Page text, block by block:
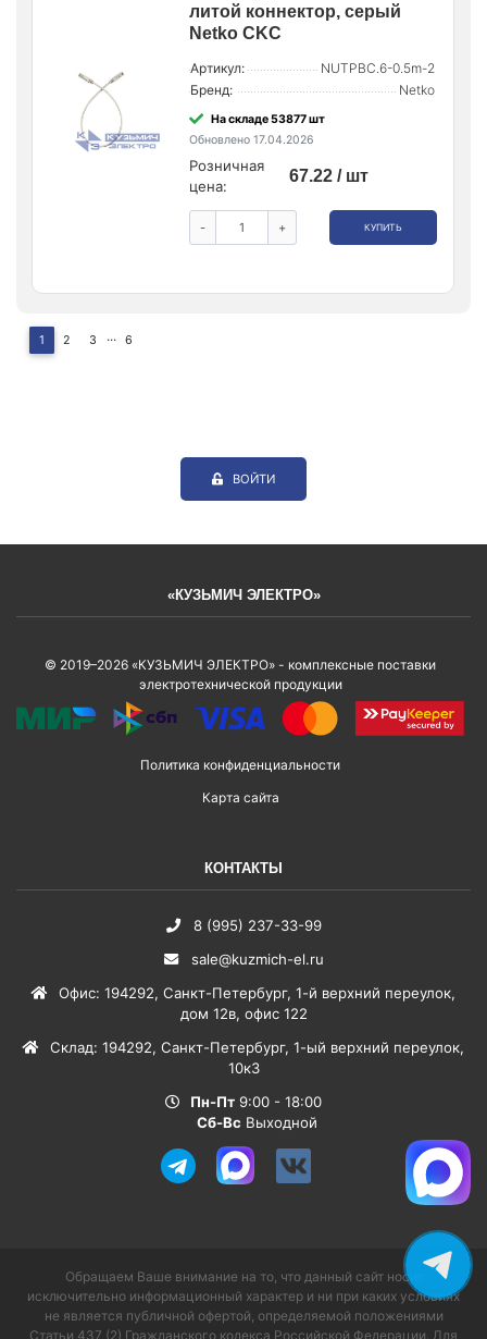
литой коннектор, серый
Netko CKC
Артикул:
NUTPBC.6-0.5m-2
Бренд:
Netko
На складе 53877 шт
Обновлено 17.04.2026
Розничная
цена:
67.22 / шт
- + КУПИТЬ
1 2 3 ... 6
ВОЙТИ
«КУЗЬМИЧ ЭЛЕКТРО»
© 2019–2026 «КУЗЬМИЧ ЭЛЕКТРО» - комплексные поставки
электротехнической продукции
Политика конфиденциальности
Карта сайта
КОНТАКТЫ
8 (995) 237-33-99
sale@kuzmich-el.ru
Офис: 194292, Санкт-Петербург, 1-й верхний переулок,
дом 12в, офис 122
Склад: 194292, Санкт-Петербург, 1-ый верхний переулок,
10к3
Пн-Пт 9:00 - 18:00
Сб-Вс Выходной
Обращаем Ваше внимание на то, что данный сайт носит
исключительно информационный характер и ни при каких условиях
не является публичной офертой, определяемой положениями
Статьи 437 (2) Гражданского кодекса Российской Федерации. Для